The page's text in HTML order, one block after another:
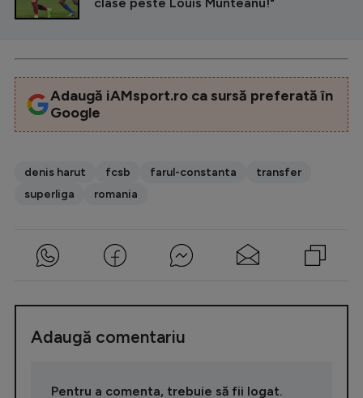
Adaugă iAMsport.ro ca sursă preferată în
Google
denis harut fcsb farul-constanta
transfer
superliga
romania
Adaugă comentariu
Pentru a comenta, trebuie să fii logat.